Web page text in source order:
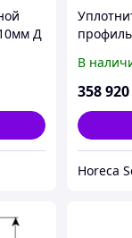
Д
Кол-во в
В
358 920
Horeca